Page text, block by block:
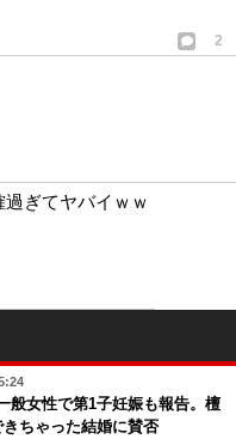
2
ぎてヤバイｗｗ
般女性で第1子妊娠も報告。檀
ちゃった結婚に賛否